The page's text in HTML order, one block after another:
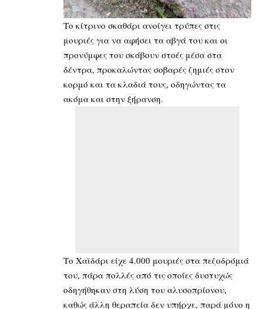
Το κίτρινο σκαθάρι ανοίγει τρύπες στις
μουριές για να αφήσει τα αβγά του και οι
προνύμφες του σκάβουν στοές μέσα στα
δέντρα, προκαλώντας σοβαρές ζημιές στον
κορμό και τα κλαδιά τους, οδηγώντας τα
ακόμα και στην ξήρανση.
Το Χαϊδάρι είχε 4.000 μουριές στα πεζοδρόμιά
του, πάρα πολλές από τις οποίες δυστυχώς
οδηγήθηκαν στη λύση του αλυσοπρίονου,
καθώς άλλη θεραπεία δεν υπήρχε, παρά μόνο η